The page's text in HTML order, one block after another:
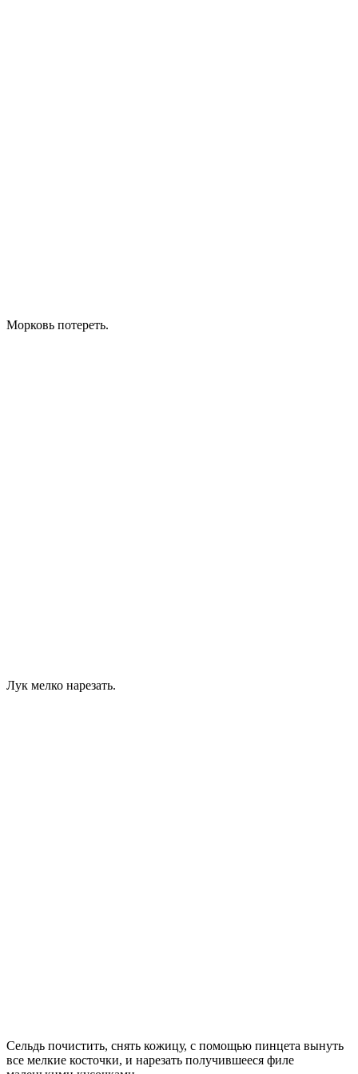
Морковь потереть.
Лук мелко нарезать.
Сельдь почистить, снять кожицу, с помощью пинцета вынуть
все мелкие косточки, и нарезать получившееся филе